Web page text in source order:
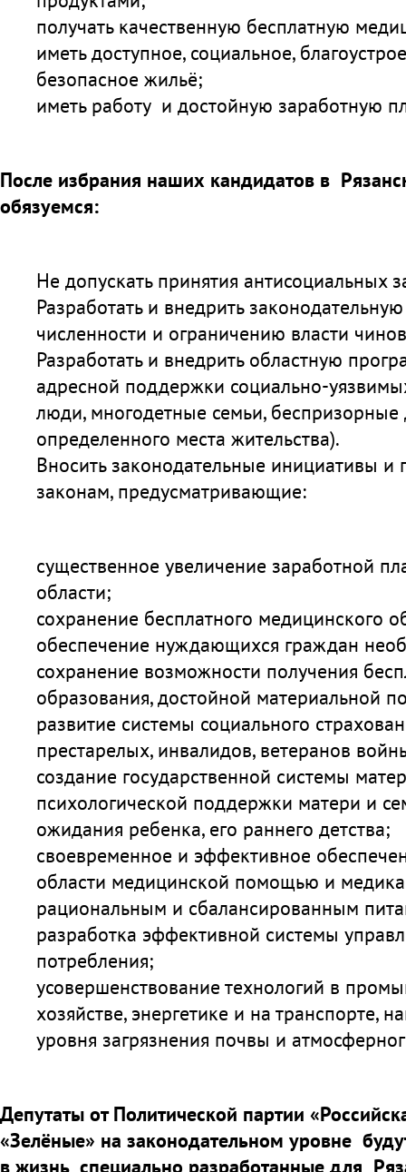
получать качественную бесплатную
иметь доступное, социальное,
безопасное жильё;
иметь работу и достойную заработную
После избрания наших кандидатов в
обязуемся:
Не допускать принятия антисоциальных
Разработать и внедрить
численности и ограничению власти
Разработать и внедрить областную
адресной поддержки социально-
люди, многодетные семьи,
определенного места жительства).
Вносить законодательные инициативы
законам, предусматривающие:
существенное увеличение заработной
области;
сохранение бесплатного медицинского
обеспечение нуждающихся граждан
сохранение возможности получения
образования, достойной материальной
развитие системы социального
престарелых, инвалидов, ветеранов
создание государственной системы
психологической поддержки матери и
ожидания ребенка, его раннего детства;
своевременное и эффективное
области медицинской помощью и
рациональным и сбалансированным
разработка эффективной системы
потребления;
усовершенствование технологий в
хозяйстве, энергетике и на транспорте,
уровня загрязнения почвы и
Депутаты от Политической партии
«Зелёные» на законодательном уровне
в жизнь специально разработанные для